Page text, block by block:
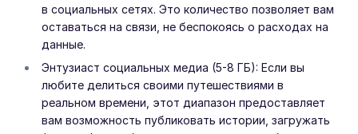
в социальных сетях. Это количество позволяет вам
оставаться на связи, не беспокоясь о расходах на
данные.
Энтузиаст социальных медиа (5-8 ГБ): Если вы
любите делиться своими путешествиями в
реальном времени, этот диапазон предоставляет
вам возможность публиковать истории, загружать